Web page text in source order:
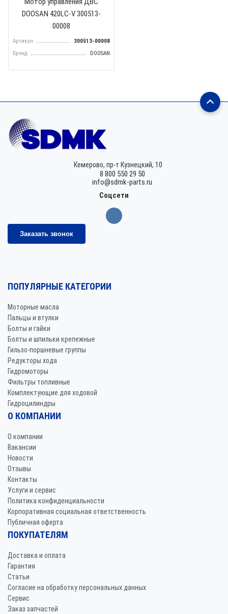
DOOSAN 420LC-V 300513-
00008
Артикул
300513-00008
Бренд
DOOSAN
Кемерово, пр-т Кузнецкий, 10
8 800 550 29 50
info@sdmk-parts.ru
Соцсети
Заказать звонок
ПОПУЛЯРНЫЕ КАТЕГОРИИ
Моторные масла
Пальцы и втулки
Болты и гайки
Болты и шпильки крепежные
Гильзо-поршневые группы
Редукторы хода
Гидромоторы
Фильтры топливные
Комплектующие для ходовой
Гидроцилиндры
О КОМПАНИИ
О компании
Вакансии
Новости
Отзывы
Контакты
Услуги и сервис
Политика конфиденциальности
Корпоративная социальная ответственность
Публичная оферта
ПОКУПАТЕЛЯМ
Доставка и оплата
Гарантия
Статьи
Согласие на обработку персональных данных
Сервис
Заказ запчастей